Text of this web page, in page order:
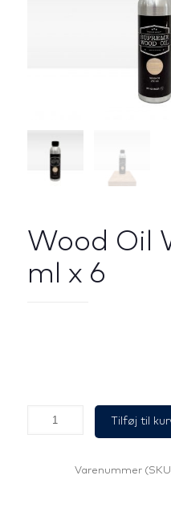
Wood Oil
ml x 6
Tilføj til
Varenummer